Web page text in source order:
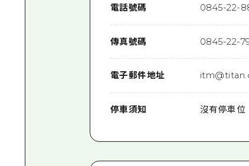
電話號碼 0845-22-
傳真號碼 0845-22-
電子郵件地址
停車須知 沒有停車位